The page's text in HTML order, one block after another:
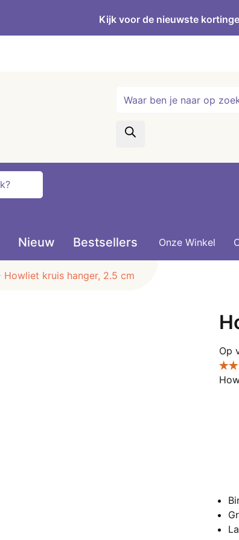
Kijk voor de nieuwste
zoeken
Nieuw Bestsellers Onze Winkel
Howliet kruis hanger, 2.5 cm
Op